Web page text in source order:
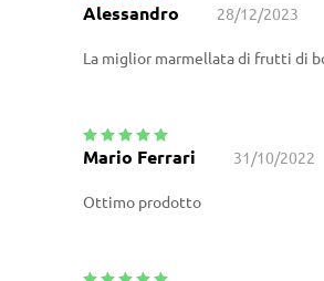
Valutato5su
5
Alessandro 28/12/2023
La miglior marmellata di frutti di
Valutato5 su
5
Mario Ferrari 31/10/2022
Ottimo prodotto